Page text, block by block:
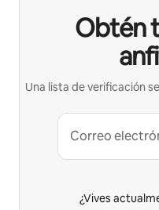
Obtén
Una lista de verificación
Correo
¿Vives